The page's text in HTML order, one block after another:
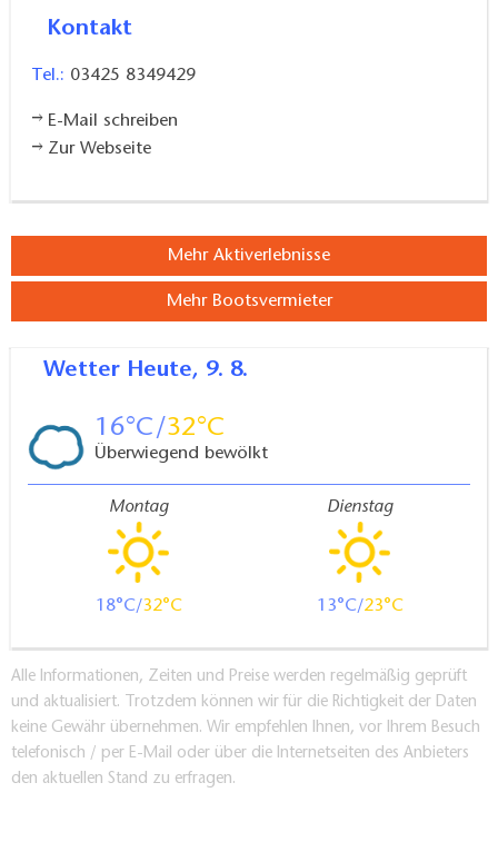
Kontakt
Tel.: 03425 8349429
E-Mail schreiben
Zur Webseite
Mehr Aktiverlebnisse
Mehr Bootsvermieter
Wetter Heute, 9. 8.
16 32
Überwiegend bewölkt
Montag
18 32
Dienstag
13 23
Alle Informationen, Zeiten und Preise werden regelmäßig geprüft
und aktualisiert. Trotzdem können wir für die Richtigkeit der Daten
keine Gewähr übernehmen. Wir empfehlen Ihnen, vor Ihrem Besuch
telefonisch / per E-Mail oder über die Internetseiten des Anbieters
den aktuellen Stand zu erfragen.